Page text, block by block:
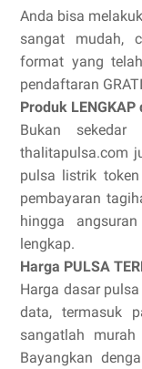
Anda bisa
sangat mudah,
format yang
pendaftaran
Produk LENGKAP
Bukan
thalitapulsa.com
pulsa listrik
pembayaran
hingga
lengkap.
Harga PULSA
Harga dasar
data, termasuk
sangatlah
Bayangkan